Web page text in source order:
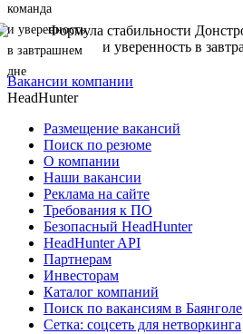
Вакансии компании
HeadHunter
Размещение вакансий
Поиск по резюме
О компании
Наши вакансии
Реклама на сайте
Требования к ПО
Безопасный HeadHunter
HeadHunter API
Партнерам
Инвесторам
Каталог компаний
Поиск по вакансиям в Баянголе
Сетка: соцсеть для нетворкинга